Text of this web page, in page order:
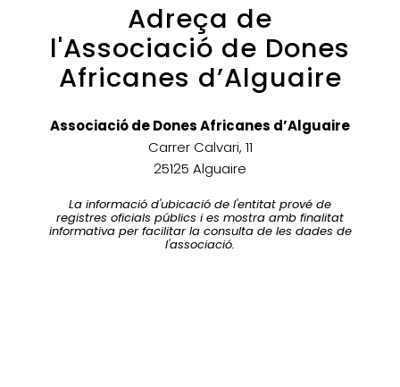
Adreça de
l'Associació de Dones
Africanes d’Alguaire
Associació de Dones Africanes d’Alguaire
Carrer Calvari, 11
25125 Alguaire
La informació d'ubicació de l'entitat prové de
registres oficials públics i es mostra amb finalitat
informativa per facilitar la consulta de les dades de
l'associació.